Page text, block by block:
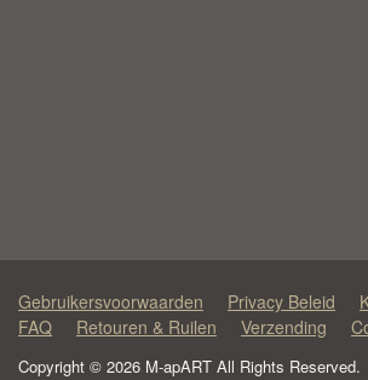
Gebruikersvoorwaarden Privacy Beleid
FAQ
Retouren & Ruilen Verzending
Copyright © 2026 M-apART All Rights Reserved.